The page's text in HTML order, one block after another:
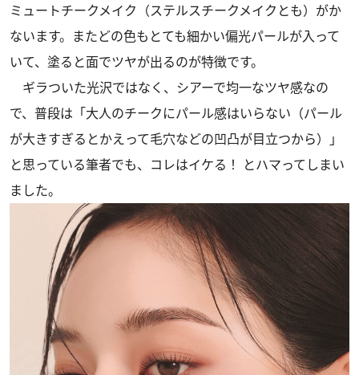
ミュートチークメイク（ステルスチークメイクとも）がか
ないます。またどの色もとても細かい偏光パールが入って
いて、塗ると面でツヤが出るのが特徴です。
ギラついた光沢ではなく、シアーで均一なツヤ感なの
で、普段は「大人のチークにパール感はいらない（パール
が大きすぎるとかえって毛穴などの凹凸が目立つから）」
と思っている筆者でも、コレはイケる！ とハマってしまい
ました。